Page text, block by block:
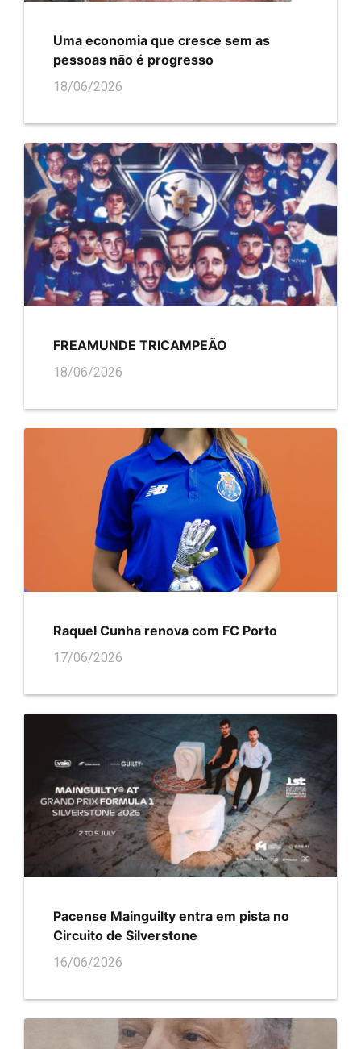
Uma economia que cresce sem as
pessoas não é progresso
18/06/2026
FREAMUNDE TRICAMPEÃO
18/06/2026
Raquel Cunha renova com FC Porto
17/06/2026
Pacense Mainguilty entra em pista no
Circuito de Silverstone
16/06/2026